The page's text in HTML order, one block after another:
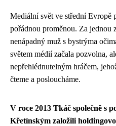
Mediální svět ve střední Evropě
pořádnou proměnou. Za jednou
nenápadný muž s bystrýma
světem médií začala pozvolna,
nepřehlédnutelným hráčem,
čteme a posloucháme.
V roce 2013 Tkáč společně s
Křetínským založili